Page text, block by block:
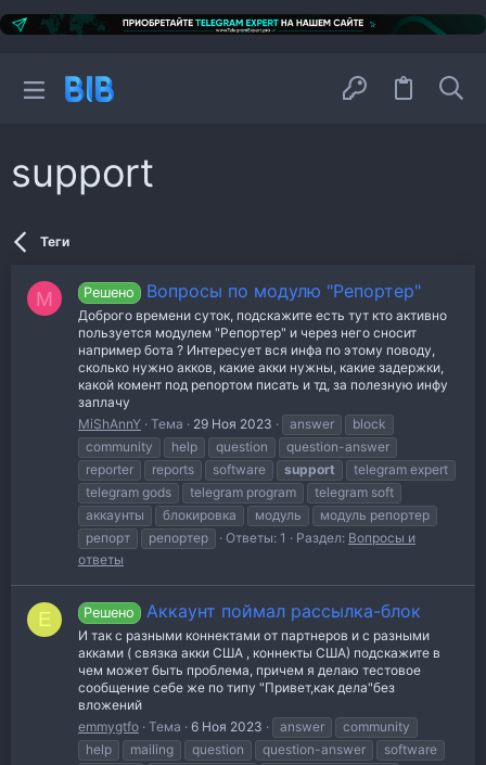
support
Теги
M Решено Вопросы по модулю "Репортер"
Доброго времени суток, подскажите есть тут кто активно
пользуется модулем "Репортер" и через него сносит
например бота ? Интересует вся инфа по этому поводу,
сколько нужно акков, какие акки нужны, какие задержки,
какой комент под репортом писать и тд, за полезную инфу
заплачу
MiShAnnY Тема 29 Ноя 2023 answer
block
community
help question
question-answer
reporter
reports software support
telegram expert
telegram gods
telegram program
telegram soft
аккаунты
блокировка модуль
модуль репортер
репорт
репортер Ответы: 1 Раздел: Вопросы и
ответы
E Решено Аккаунт поймал рассылка-блок
И так с разными коннектами от партнеров и с разными
акками ( связка акки США , коннекты США) подскажите в
чем может быть проблема, причем я делаю тестовое
сообщение себе же по типу "Привет,как дела"без
вложений
emmygtfo Тема 6 Ноя 2023 answer
community
help
mailing question question-answer
software